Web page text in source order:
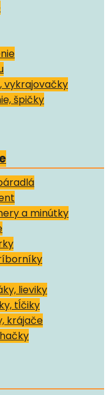
vykrajovačky
špičky
a minútky
lieviky
tĺčiky
krájače